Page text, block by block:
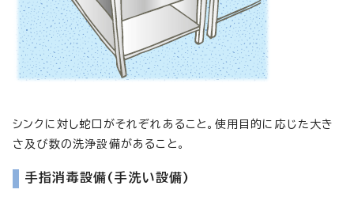
シンクに対し蛇口がそれぞれあること。使用目的に応じた大き
さ及び数の洗浄設備があること。
手指消毒設備(手洗い設備)